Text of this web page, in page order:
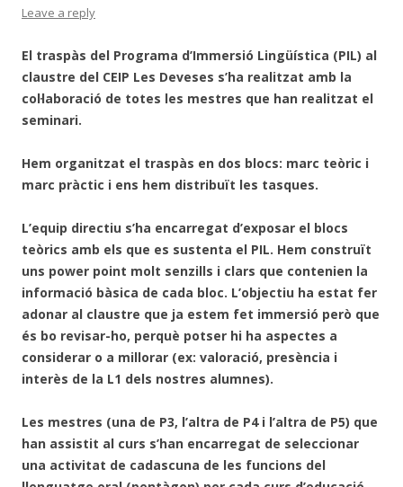
Leave a reply
El traspàs del Programa d’Immersió Lingüística (PIL) al
claustre del CEIP Les Deveses s’ha realitzat amb la
col·laboració de totes les mestres que han realitzat el
seminari.
Hem organitzat el traspàs en dos blocs: marc teòric i
marc pràctic i ens hem distribuït les tasques.
L’equip directiu s’ha encarregat d’exposar el blocs
teòrics amb els que es sustenta el PIL. Hem construït
uns power point molt senzills i clars que contenien la
informació bàsica de cada bloc. L’objectiu ha estat fer
adonar al claustre que ja estem fet immersió però que
és bo revisar-ho, perquè potser hi ha aspectes a
considerar o a millorar (ex: valoració, presència i
interès de la L1 dels nostres alumnes).
Les mestres (una de P3, l’altra de P4 i l’altra de P5) que
han assistit al curs s’han encarregat de seleccionar
una activitat de cadascuna de les funcions del